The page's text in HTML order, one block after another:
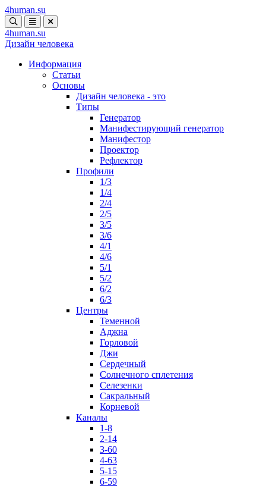
4human.su
4human.su
Дизайн человека
Информация
Статьи
Основы
Дизайн человека - это
Типы
Генератор
Манифестирующий генератор
Манифестор
Проектор
Рефлектор
Профили
1/3
1/4
2/4
2/5
3/5
3/6
4/1
4/6
5/1
5/2
6/2
6/3
Центры
Теменной
Аджна
Горловой
Джи
Сердечный
Солнечного сплетения
Селезенки
Сакральный
Корневой
Каналы
1-8
2-14
3-60
4-63
5-15
6-59